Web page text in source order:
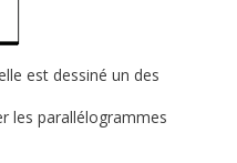
est dessiné un des
les parallélogrammes